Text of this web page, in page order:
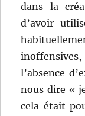
dans la
d’avoir
l’absence
nous dire «
cela était